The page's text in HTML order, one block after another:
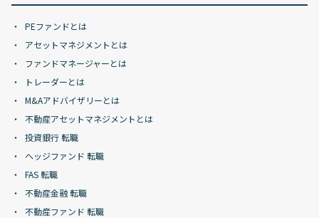
PEファンドとは
アセットマネジメントとは
ファンドマネージャーとは
トレーダーとは
M&Aアドバイザリーとは
不動産アセットマネジメントとは
投資銀行 転職
ヘッジファンド 転職
FAS 転職
不動産金融 転職
不動産ファンド 転職